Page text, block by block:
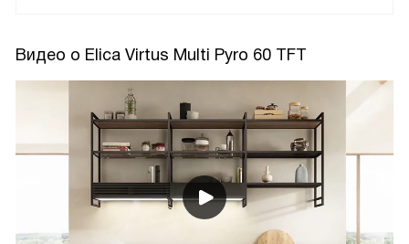
Видео о Elica Virtus Multi Pyro 60 TFT